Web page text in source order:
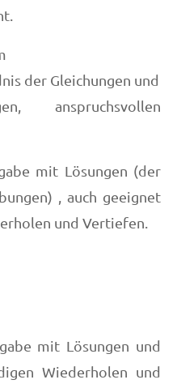
der Gleichungen und
anspruchsvollen
mit Lösungen (der
, auch geeignet
und Vertiefen.
mit Lösungen und
Wiederholen und